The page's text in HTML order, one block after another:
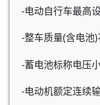
-电动自行车最高
-整车质量(含电池
-蓄电池标称电压
-电动机额定连续